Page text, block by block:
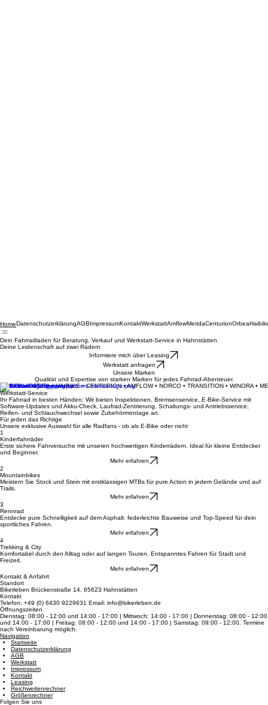
HomeDatenschutzerklärungAGB ImpressumKontaktWerkstattAmflowMeridaCenturion
Dein Fahrradladen für Beratung, Verkauf und Werkstatt-Service in Hahnstätten.
Informiere mich über Leasing
Werkstatt anfragen
Qualität und Expertise von starken Marken für jedes Fahrrad-Abenteuer.
MERIDA • ORBEA • HAIBIKE • CENTURION • AMFLOW • NORCO • TRANSITION • WINORA •
Werkstatt-Service
Ihr Fahrrad in besten Händen: Wir bieten Inspektionen, Bremsenservice, E-Bike-Service mit
Software-Updates und Akku-Check, Laufrad-Zentrierung, Schaltungs- und Antriebsservice,
Reifen- und Schlauchwechsel sowie Zubehörmontage an.
Für jeden das Richtige
Unsere exklusive Auswahl für alle Radfans - ob als E-Bike oder nicht
1
Erste sichere Fahrversuche mit unseren hochwertigen Kinderrädern. Ideal für kleine Entdecker
und Beginner.
Mehr erfahren
2
Meistern Sie Stock und Stein mit erstklassigen MTBs für pure Action in jedem Gelände und auf
Trails.
Mehr erfahren
3
Entdecke pure Schnelligkeit auf dem Asphalt: federleichte Bauweise und Top-Speed für dein
sportliches Fahren.
Mehr erfahren
4
Komfortabel durch den Alltag oder auf langen Touren. Entspanntes Fahren für Stadt und
Freizeit.
Mehr erfahren
Kontakt & Anfahrt
Standort
Bikerleben Brückenstraße 14, 65623 Hahnstätten
Kontakt
Telefon: +49 (0) 6430 9229631 Email: info@bikerleben.de
Öffnungszeiten
Dienstag: 08:00 - 12:00 und 14:00 - 17:00 | Mittwoch: 14:00 - 17:00 | Donnerstag: 08:00 - 12:00
und 14:00 - 17:00 | Freitag: 08:00 - 12:00 und 14:00 - 17:00 | Samstag: 09:00 - 12:00. Termine
nach Vereinbarung möglich.
Navigation
Startseite
Datenschutzerklärung
AGB
Werkstatt
Impressum
Kontakt
Leasing